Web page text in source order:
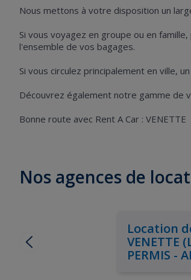
Nous mettons à votre disposition un
Si vous voyagez en groupe ou en
l'ensemble de vos bagages.
Si vous circulez principalement en ville,
Découvrez également notre gamme de
Bonne route avec Rent A Car : VENETTE
Nos agences de
Location
VENETTE
PERMIS -